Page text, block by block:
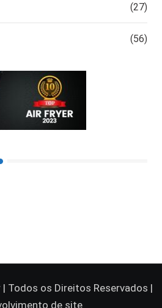
(27)
(56)
Todos os Direitos Reservados |
de site